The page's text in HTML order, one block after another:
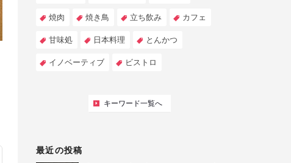
焼肉 焼き鳥 立ち飲み カフェ
甘味処 日本料理 とんかつ
イノベーティブ ビストロ
キーワード一覧へ
最近の投稿